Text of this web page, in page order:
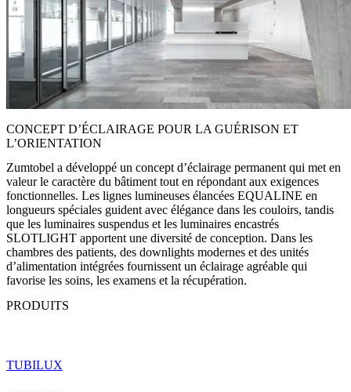
CONCEPT D’ÉCLAIRAGE POUR LA GUÉRISON ET
L’ORIENTATION
Zumtobel a développé un concept d’éclairage permanent qui met en
valeur le caractère du bâtiment tout en répondant aux exigences
fonctionnelles. Les lignes lumineuses élancées EQUALINE en
longueurs spéciales guident avec élégance dans les couloirs, tandis
que les luminaires suspendus et les luminaires encastrés
SLOTLIGHT apportent une diversité de conception. Dans les
chambres des patients, des downlights modernes et des unités
d’alimentation intégrées fournissent un éclairage agréable qui
favorise les soins, les examens et la récupération.
PRODUITS
TUBILUX